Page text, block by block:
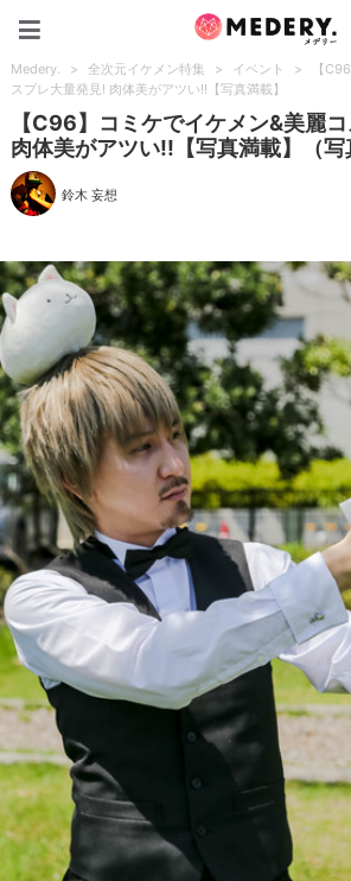
Medery. > 全次元イケメン特集 > イベント >
【
スプレ大量発見! 肉体美がアツい!!【写真満載】
【C96】コミケでイケメン&美麗
肉体美がアツい!!【写真満載】（写
鈴木 妄想